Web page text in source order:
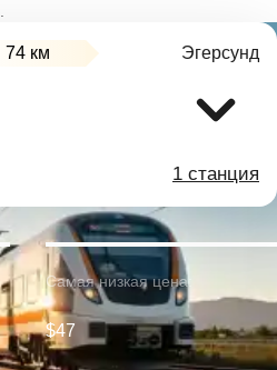
74 км Эгерсунд
1 станция
Самая низкая цена:
$47